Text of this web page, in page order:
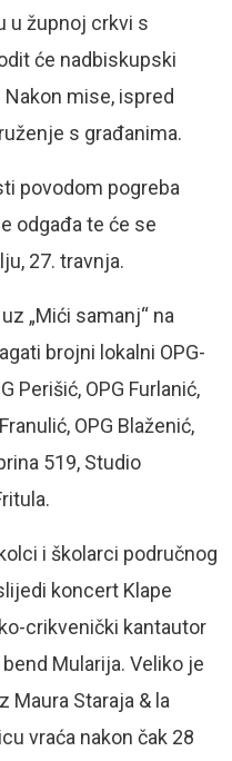
u župnoj crkvi s
će nadbiskupski
mise, ispred
s građanima.
povodom pogreba
odgađa te će se
27. travnja.
„Mići samanj“ na
brojni lokalni OPG-
Perišić, OPG Furlanić,
OPG Blaženić,
519, Studio
i školarci područnog
koncert Klape
crikvenički kantautor
Mularija. Veliko je
Maura Staraja & la
vraća nakon čak 28